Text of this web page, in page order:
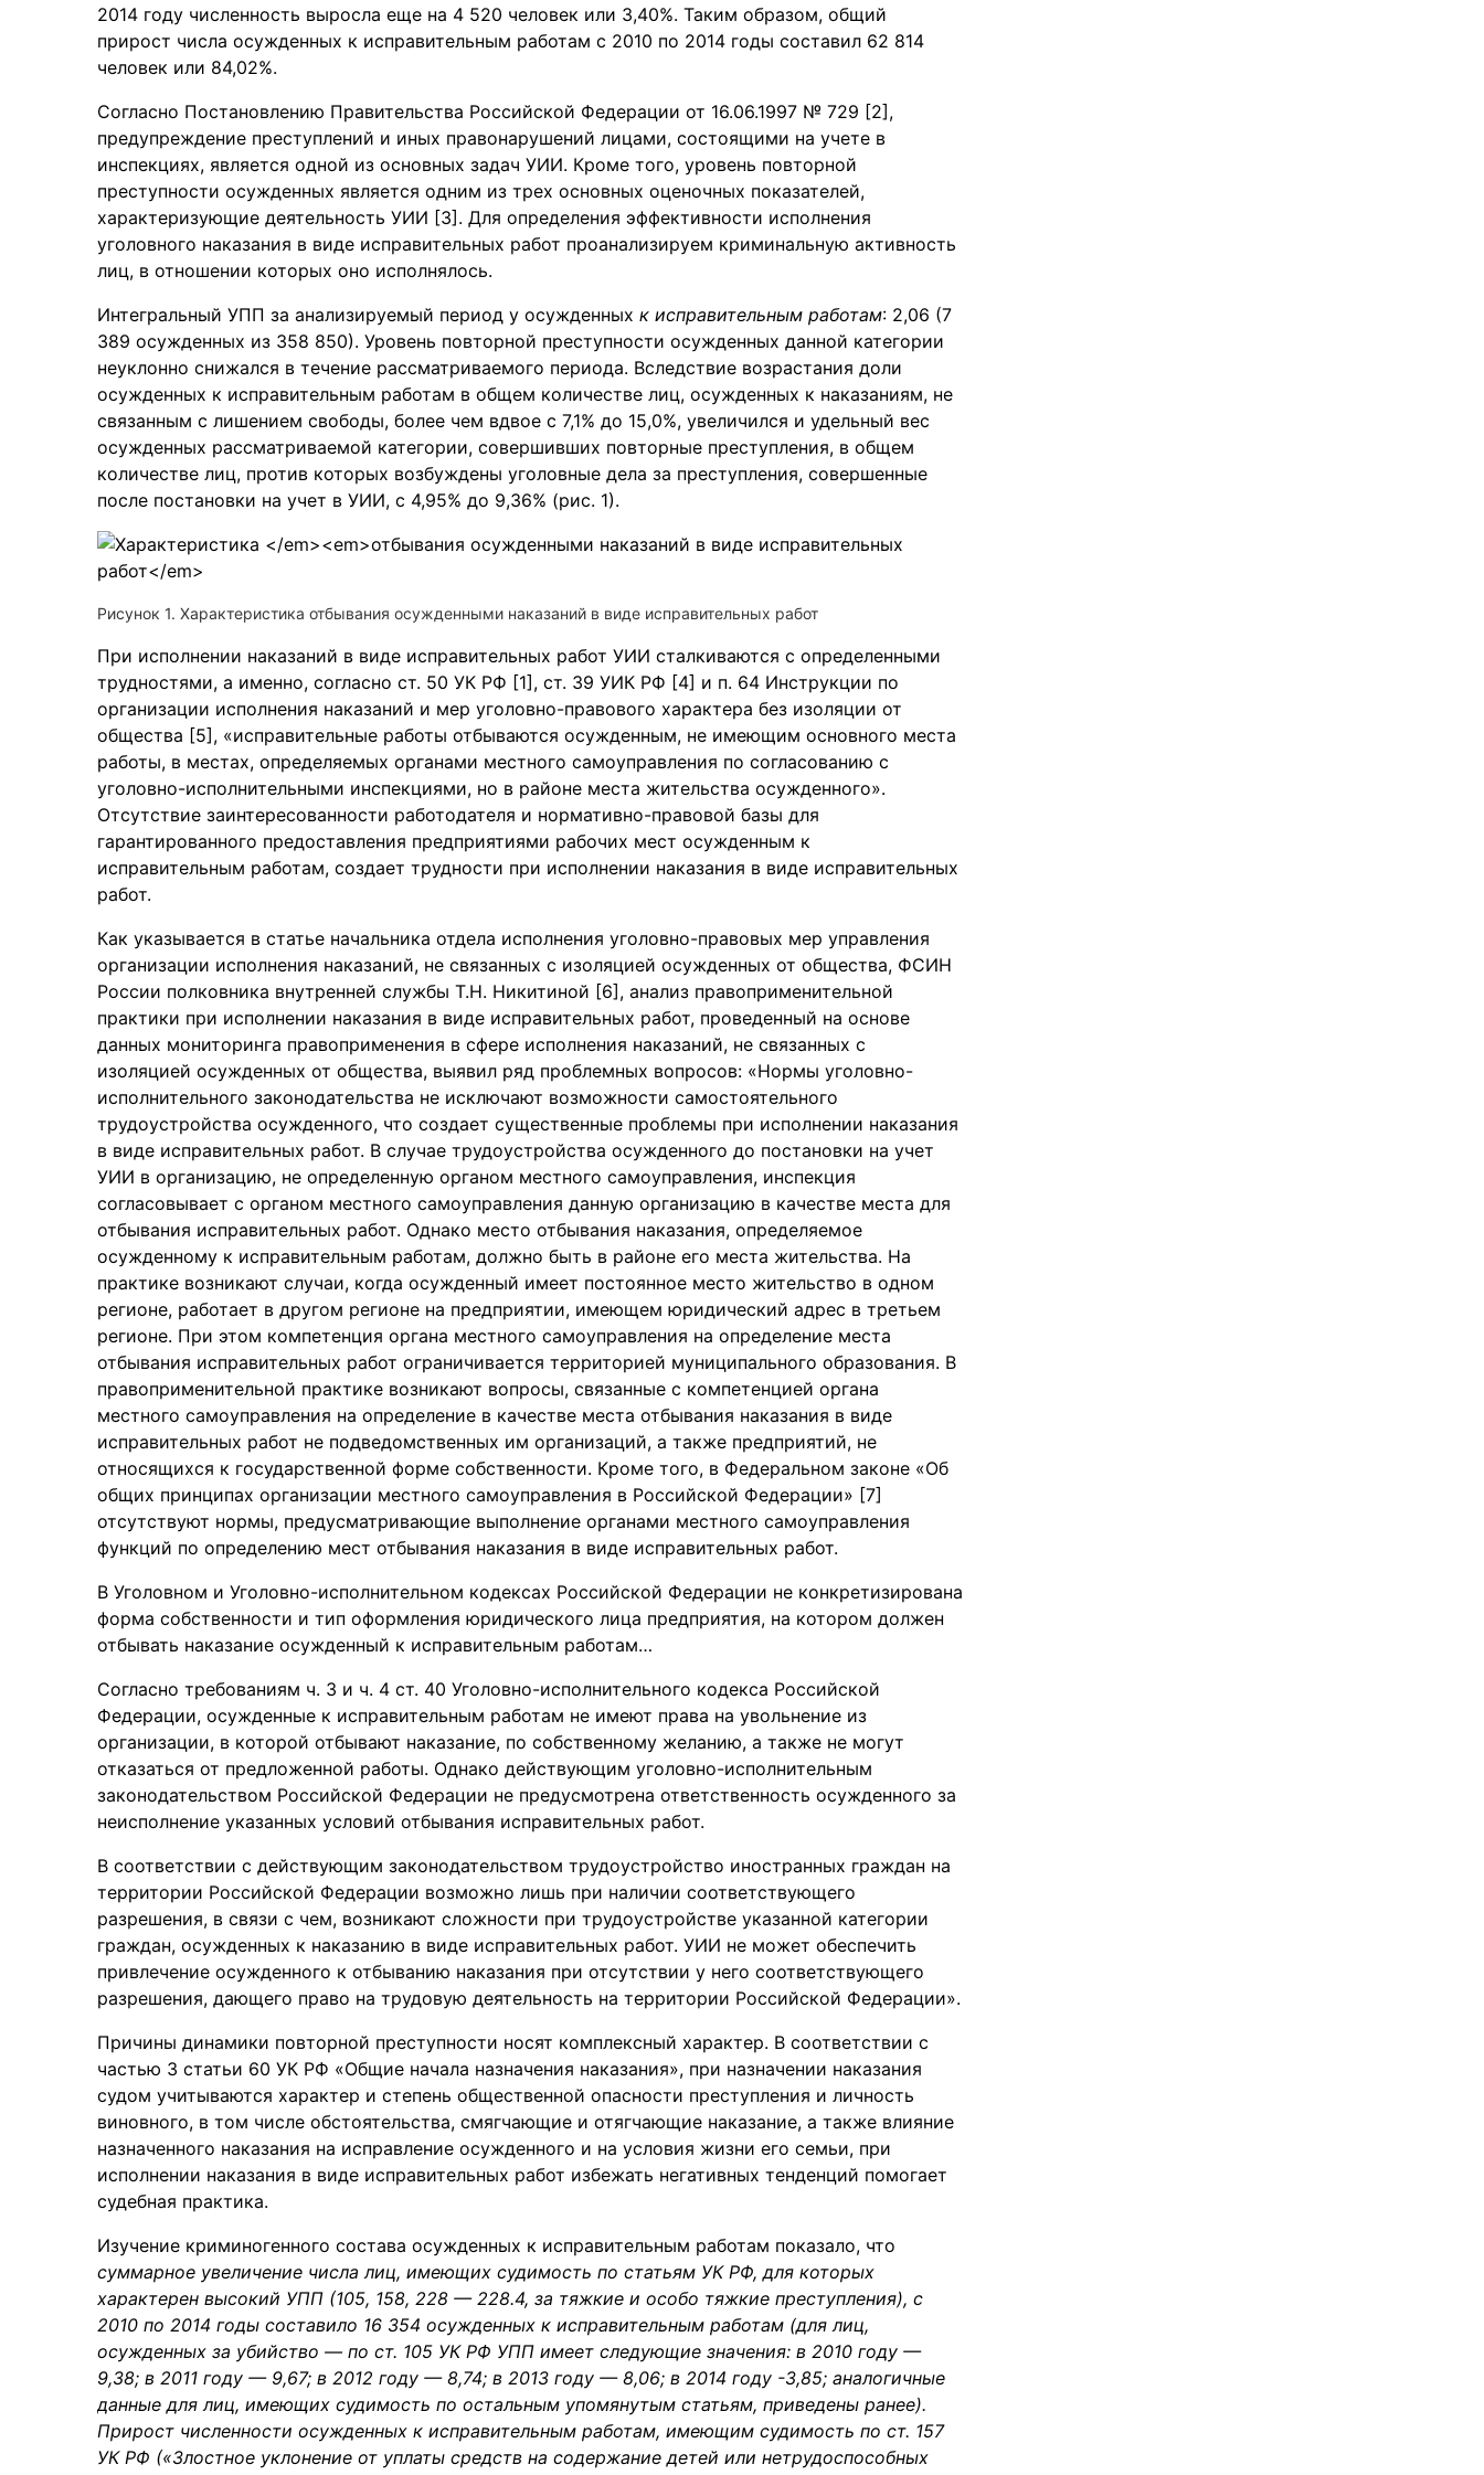
2014 году численность выросла еще на 4 520 человек или 3,40%. Таким образом, общий
прирост числа осужденных к исправительным работам с 2010 по 2014 годы составил 62 814
человек или 84,02%.
Согласно Постановлению Правительства Российской Федерации от 16.06.1997 № 729 [2],
предупреждение преступлений и иных правонарушений лицами, состоящими на учете в
инспекциях, является одной из основных задач УИИ. Кроме того, уровень повторной
преступности осужденных является одним из трех основных оценочных показателей,
характеризующие деятельность УИИ [3]. Для определения эффективности исполнения
уголовного наказания в виде исправительных работ проанализируем криминальную активность
лиц, в отношении которых оно исполнялось.
Интегральный УПП за анализируемый период у осужденных к исправительным работам: 2,06 (7
389 осужденных из 358 850). Уровень повторной преступности осужденных данной категории
неуклонно снижался в течение рассматриваемого периода. Вследствие возрастания доли
осужденных к исправительным работам в общем количестве лиц, осужденных к наказаниям, не
связанным с лишением свободы, более чем вдвое с 7,1% до 15,0%, увеличился и удельный вес
осужденных рассматриваемой категории, совершивших повторные преступления, в общем
количестве лиц, против которых возбуждены уголовные дела за преступления, совершенные
после постановки на учет в УИИ, с 4,95% до 9,36% (рис. 1).
Рисунок 1. Характеристика отбывания осужденными наказаний в виде исправительных работ
При исполнении наказаний в виде исправительных работ УИИ сталкиваются с определенными
трудностями, а именно, согласно ст. 50 УК РФ [1], ст. 39 УИК РФ [4] и п. 64 Инструкции по
организации исполнения наказаний и мер уголовно-правового характера без изоляции от
общества [5], «исправительные работы отбываются осужденным, не имеющим основного места
работы, в местах, определяемых органами местного самоуправления по согласованию с
уголовно-исполнительными инспекциями, но в районе места жительства осужденного».
Отсутствие заинтересованности работодателя и нормативно-правовой базы для
гарантированного предоставления предприятиями рабочих мест осужденным к
исправительным работам, создает трудности при исполнении наказания в виде исправительных
работ.
Как указывается в статье начальника отдела исполнения уголовно-правовых мер управления
организации исполнения наказаний, не связанных с изоляцией осужденных от общества, ФСИН
России полковника внутренней службы Т.Н. Никитиной [6], анализ правоприменительной
практики при исполнении наказания в виде исправительных работ, проведенный на основе
данных мониторинга правоприменения в сфере исполнения наказаний, не связанных с
изоляцией осужденных от общества, выявил ряд проблемных вопросов: «Нормы уголовно-
исполнительного законодательства не исключают возможности самостоятельного
трудоустройства осужденного, что создает существенные проблемы при исполнении наказания
в виде исправительных работ. В случае трудоустройства осужденного до постановки на учет
УИИ в организацию, не определенную органом местного самоуправления, инспекция
согласовывает с органом местного самоуправления данную организацию в качестве места для
отбывания исправительных работ. Однако место отбывания наказания, определяемое
осужденному к исправительным работам, должно быть в районе его места жительства. На
практике возникают случаи, когда осужденный имеет постоянное место жительство в одном
регионе, работает в другом регионе на предприятии, имеющем юридический адрес в третьем
регионе. При этом компетенция органа местного самоуправления на определение места
отбывания исправительных работ ограничивается территорией муниципального образования. В
правоприменительной практике возникают вопросы, связанные с компетенцией органа
местного самоуправления на определение в качестве места отбывания наказания в виде
исправительных работ не подведомственных им организаций, а также предприятий, не
относящихся к государственной форме собственности. Кроме того, в Федеральном законе «Об
общих принципах организации местного самоуправления в Российской Федерации» [7]
отсутствуют нормы, предусматривающие выполнение органами местного самоуправления
функций по определению мест отбывания наказания в виде исправительных работ.
В Уголовном и Уголовно-исполнительном кодексах Российской Федерации не конкретизирована
форма собственности и тип оформления юридического лица предприятия, на котором должен
отбывать наказание осужденный к исправительным работам…
Согласно требованиям ч. 3 и ч. 4 ст. 40 Уголовно-исполнительного кодекса Российской
Федерации, осужденные к исправительным работам не имеют права на увольнение из
организации, в которой отбывают наказание, по собственному желанию, а также не могут
отказаться от предложенной работы. Однако действующим уголовно-исполнительным
законодательством Российской Федерации не предусмотрена ответственность осужденного за
неисполнение указанных условий отбывания исправительных работ.
В соответствии с действующим законодательством трудоустройство иностранных граждан на
территории Российской Федерации возможно лишь при наличии соответствующего
разрешения, в связи с чем, возникают сложности при трудоустройстве указанной категории
граждан, осужденных к наказанию в виде исправительных работ. УИИ не может обеспечить
привлечение осужденного к отбыванию наказания при отсутствии у него соответствующего
разрешения, дающего право на трудовую деятельность на территории Российской Федерации».
Причины динамики повторной преступности носят комплексный характер. В соответствии с
частью 3 статьи 60 УК РФ «Общие начала назначения наказания», при назначении наказания
судом учитываются характер и степень общественной опасности преступления и личность
виновного, в том числе обстоятельства, смягчающие и отягчающие наказание, а также влияние
назначенного наказания на исправление осужденного и на условия жизни его семьи, при
исполнении наказания в виде исправительных работ избежать негативных тенденций помогает
судебная практика.
Изучение криминогенного состава осужденных к исправительным работам показало, что
суммарное увеличение числа лиц, имеющих судимость по статьям УК РФ, для которых
характерен высокий УПП (105, 158, 228 — 228.4, за тяжкие и особо тяжкие преступления), с
2010 по 2014 годы составило 16 354 осужденных к исправительным работам (для лиц,
осужденных за убийство — по ст. 105 УК РФ УПП имеет следующие значения: в 2010 году —
9,38; в 2011 году — 9,67; в 2012 году — 8,74; в 2013 году — 8,06; в 2014 году -3,85; аналогичные
данные для лиц, имеющих судимость по остальным упомянутым статьям, приведены ранее).
Прирост численности осужденных к исправительным работам, имеющим судимость по ст. 157
УК РФ («Злостное уклонение от уплаты средств на содержание детей или нетрудоспособных